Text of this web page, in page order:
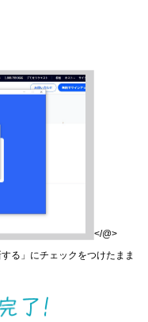
</@>
る」にチェックをつけたまま